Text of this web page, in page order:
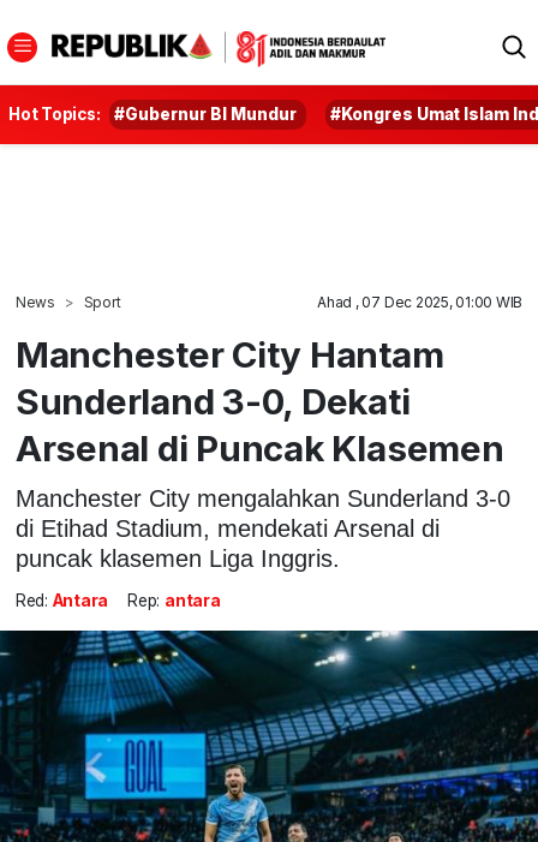
Hot Topics: #Gubernur BI Mundur #Kongres Umat Islam
News Sport Ahad , 07 Dec 2025, 01:00 WIB
Manchester City Hantam
Sunderland 3-0, Dekati
Arsenal di Puncak Klasemen
Manchester City mengalahkan Sunderland 3-0
di Etihad Stadium, mendekati Arsenal di
puncak klasemen Liga Inggris.
Red: Antara Rep: antara